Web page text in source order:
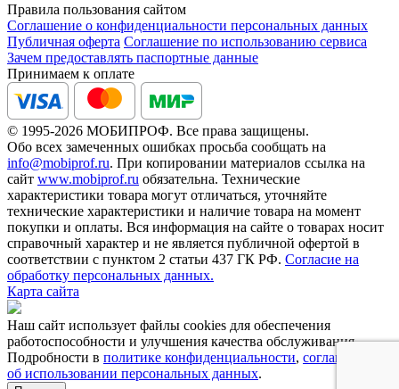
Правила пользования сайтом
Соглашение о конфиденциальности персональных данных
Публичная оферта Соглашение по использованию сервиса
Зачем предоставлять паспортные данные
Принимаем к оплате
© 1995-2026 МОБИПРОФ. Все права защищены.
Обо всех замеченных ошибках просьба сообщать на
info@mobiprof.ru. При копировании материалов ссылка на
сайт www.mobiprof.ru обязательна. Технические
характеристики товара могут отличаться, уточняйте
технические характеристики и наличие товара на момент
покупки и оплаты. Вся информация на сайте о товарах носит
справочный характер и не является публичной офертой в
соответствии с пунктом 2 статьи 437 ГК РФ. Согласие на
обработку персональных данных.
Карта сайта
Наш сайт использует файлы cookies для обеспечения
работоспособности и улучшения качества обслуживания.
Подробности в политике конфиденциальности, соглашении
об использовании персональных данных.